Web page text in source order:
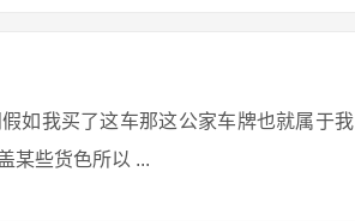
如我买了这车那这公家车牌也就属于我
某些货色所以 ...